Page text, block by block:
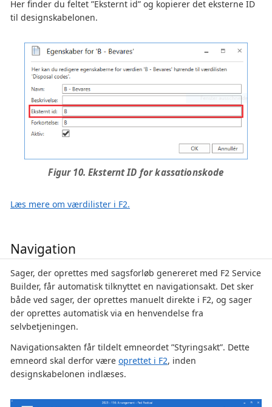
Her finder du feltet ”Eksternt id” og kopierer det eksterne ID
til designskabelonen.
Figur 10. Eksternt ID for kassationskode
Læs mere om værdilister i F2.
Navigation
Sager, der oprettes med sagsforløb genereret med F2 Service
Builder, får automatisk tilknyttet en navigationsakt. Det sker
både ved sager, der oprettes manuelt direkte i F2, og sager
der oprettes automatisk via en henvendelse fra
selvbetjeningen.
Navigationsakten får tildelt emneordet ”Styringsakt”. Dette
emneord skal derfor være oprettet i F2, inden
designskabelonen indlæses.